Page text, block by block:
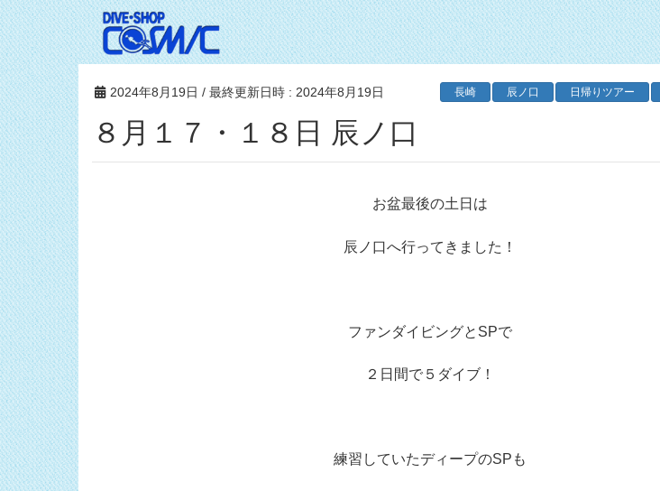
2024年8月19日 / 最終更新日時 : 2024年8月19日 日帰りツアー
辰ノ口
長崎
８月１７・１８日 辰ノ口
お盆最後の土日は
辰ノ口へ行ってきました！
ファンダイビングとSPで
２日間で５ダイブ！
練習していたディープのSPも